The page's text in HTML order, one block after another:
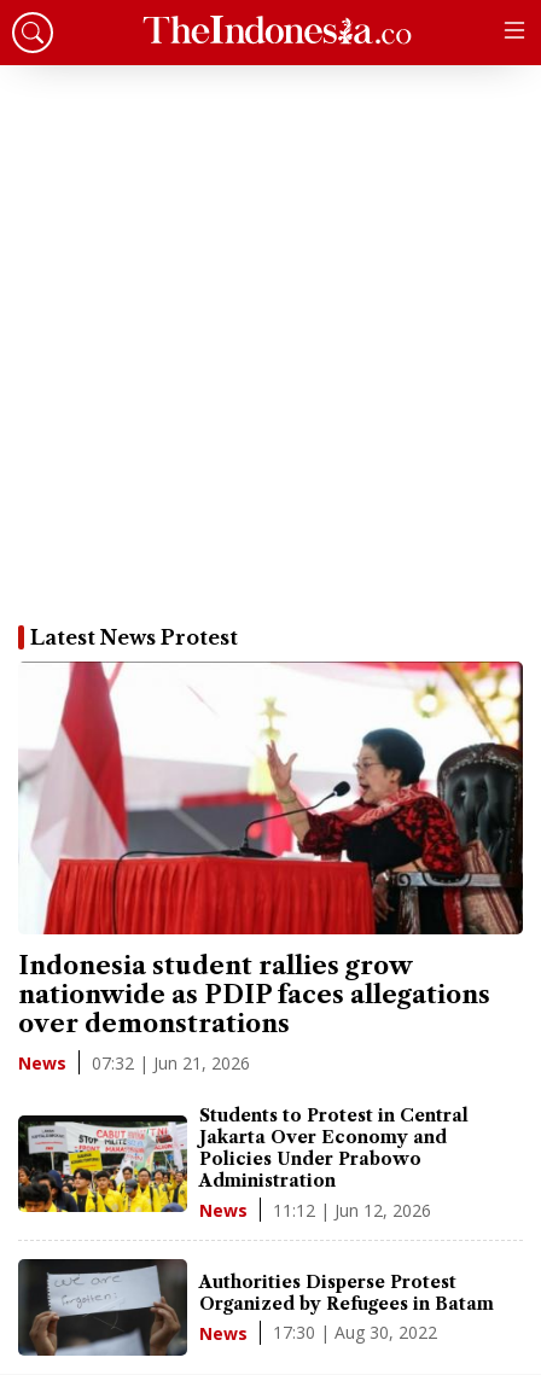
Latest News Protest
Indonesia student rallies grow
nationwide as PDIP faces allegations
over demonstrations
News 07:32 | Jun 21, 2026
Students to Protest in Central
Jakarta Over Economy and
Policies Under Prabowo
Administration
News 11:12 | Jun 12, 2026
Authorities Disperse Protest
Organized by Refugees in Batam
News 17:30 | Aug 30, 2022